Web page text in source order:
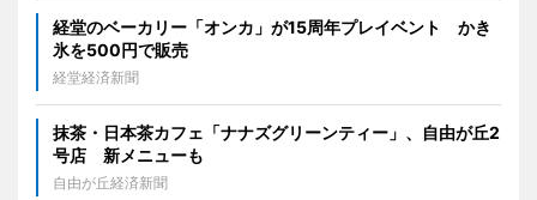
経堂のベーカリー「オンカ」が15周年プレイベント かき
氷を500円で販売
経堂経済新聞
抹茶・日本茶カフェ「ナナズグリーンティー」、自由が丘2
号店 新メニューも
自由が丘経済新聞